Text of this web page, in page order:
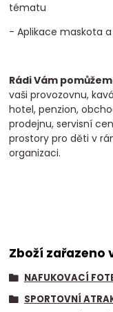
tématu
- Aplikace maskota
Rádi Vám
vaši provozovnu,
hotel, penzion,
prodejnu, servisní
prostory pro děti v
organizaci.
Zboží zařazeno
NAFUKOVACÍ
SPORTOVNÍ